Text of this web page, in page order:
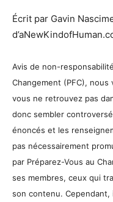
Écrit par Gavin
Avis de non-
Changement (PFC), nous
vous ne retrouvez pas
donc sembler
énoncés et les
pas nécessairement
par Préparez-Vous au
ses membres, ceux qui
son contenu.